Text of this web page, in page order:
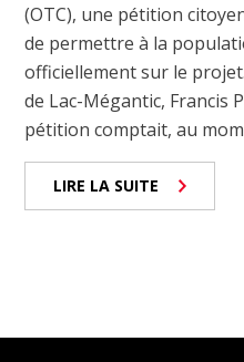
(OTC), une pétition
de permettre à la
officiellement sur le
de Lac-Mégantic, Francis
pétition comptait, au
LIRE LA SUITE